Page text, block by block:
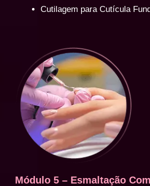
Cutilagem para Cutícula
Módulo 5 – Esmaltação